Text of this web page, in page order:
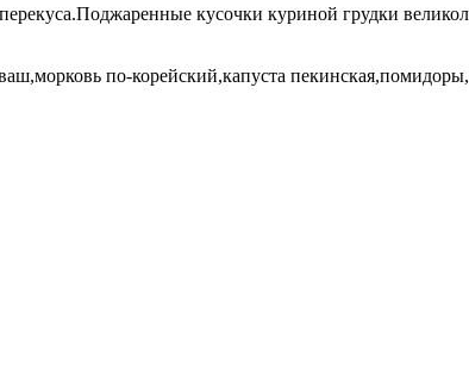
кусочки куриной грудки
по-корейский,капуста